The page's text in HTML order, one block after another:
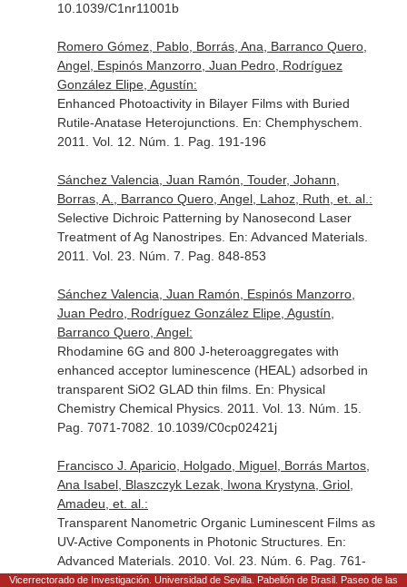
10.1039/C1nr11001b
Romero Gómez, Pablo, Borrás, Ana, Barranco Quero,
Angel, Espinós Manzorro, Juan Pedro, Rodríguez
González Elipe, Agustín:
Enhanced Photoactivity in Bilayer Films with Buried
Rutile-Anatase Heterojunctions. En: Chemphyschem
2011. Vol. 12. Núm. 1. Pag. 191-196
Sánchez Valencia, Juan Ramón, Touder, Johann,
Borras, A., Barranco Quero, Angel, Lahoz, Ruth, et. al.:
Selective Dichroic Patterning by Nanosecond Laser
Treatment of Ag Nanostripes. En: Advanced Materials.
2011. Vol. 23. Núm. 7. Pag. 848-853
Sánchez Valencia, Juan Ramón, Espinós Manzorro,
Juan Pedro, Rodríguez González Elipe, Agustín,
Barranco Quero, Angel:
Rhodamine 6G and 800 J-heteroaggregates with
enhanced acceptor luminescence (HEAL) adsorbed in
transparent SiO2 GLAD thin films. En: Physical
Chemistry Chemical Physics. 2011. Vol. 13. Núm. 15.
Pag. 7071-7082. 10.1039/C0cp02421j
Francisco J. Aparicio, Holgado, Miguel, Borrás Martos,
Ana Isabel, Blaszczyk Lezak, Iwona Krystyna, Griol,
Amadeu, et. al.:
Transparent Nanometric Organic Luminescent Films as
UV-Active Components in Photonic Structures. En:
Advanced Materials. 2010. Vol. 23. Núm. 6. Pag. 761-
765. 10.1002/adma.201003088
Vicerrectorado de Investigación. Universidad de Sevilla. Pabellón de Brasil. Paseo de las